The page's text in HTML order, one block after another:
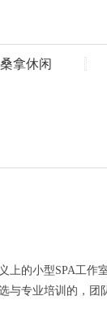
桑拿休闲
的小型SPA工作室
与专业培训的，